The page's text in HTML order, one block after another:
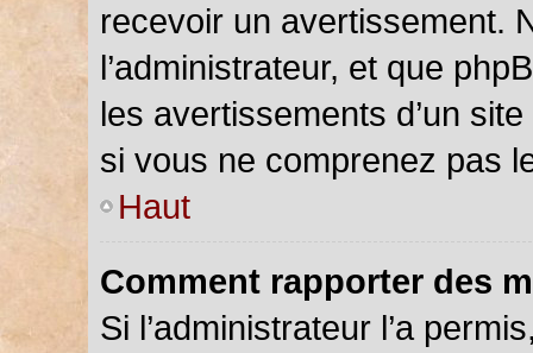
recevoir un avertissement.
l’administrateur, et que
les avertissements d’un
si vous ne comprenez pas
Haut
Comment rapporter des
Si l’administrateur l’a